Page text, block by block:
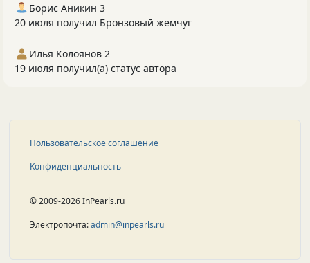
Борис Аникин 3
20 июля получил Бронзовый жемчуг
Илья Колоянов 2
19 июля получил(а) статус автора
Пользовательское соглашение
Конфиденциальность
© 2009-2026 InPearls.ru
Электропочта:admin@inpearls.ru